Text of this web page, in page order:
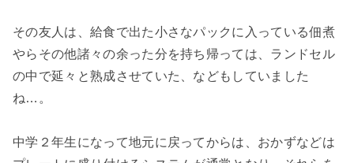
その友人は、給食で出た小さなパックに入っている佃煮
やらその他諸々の余った分を持ち帰っては、ランドセル
の中で延々と熟成させていた、などもしていました
ね…。
中学２年生になって地元に戻ってからは、おかずなどは